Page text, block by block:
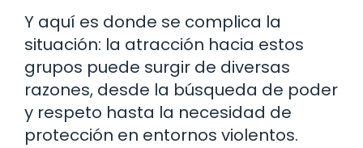
Y aquí es donde se complica la
situación: la atracción hacia estos
grupos puede surgir de diversas
razones, desde la búsqueda de poder
y respeto hasta la necesidad de
protección en entornos violentos.